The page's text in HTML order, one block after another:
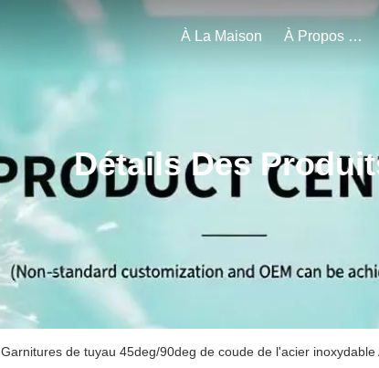
À La Maison À Propos De Nous
Détails Des
Garnitures de tuyau 45deg/90deg de coude de l'acier